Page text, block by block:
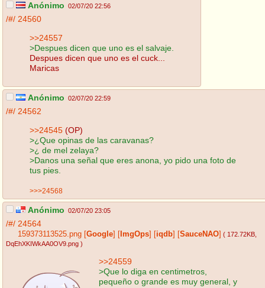
Anónimo 02/07/20 22:56
/#/ 24560
>>24557
>Despues dicen que uno es el salvaje.
Despues dicen que uno es el cuck...
Maricas
Anónimo 02/07/20 22:59
/#/ 24562
>>24545 (OP)
>¿Que opinas de las caravanas?
>¿ de mel zelaya?
>Danos una señal que eres anona, yo pido una foto de
tus pies.
>>>24568
Anónimo 02/07/20 23:05
/#/ 24564
159373113525.png Google ImgOps iqdb SauceNAO ( 172.72KB
DqEhXKIWkAA0OV9.png )
>>24559
>Que lo diga en centimetros,
pequeño o grande es muy general, y